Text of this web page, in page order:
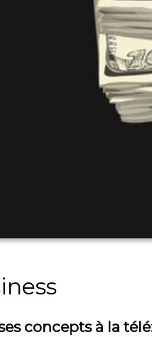
concepts à la